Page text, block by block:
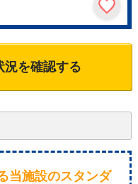
を確認する
当施設のスタンダ